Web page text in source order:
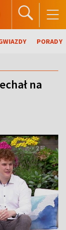
PORADY
na